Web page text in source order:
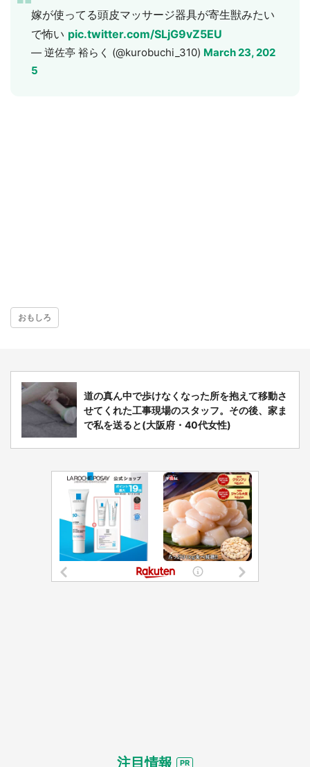
嫁が使ってる頭皮マッサージ器具が寄生獣みたい
で怖い pic.twitter.com/SLjG9vZ5EU
— 逆佐亭 裕らく (@kurobuchi_310) March 23, 202
5
おもしろ
道の真ん中で歩けなくなった所を抱えて移動さ
せてくれた工事現場のスタッフ。その後、家ま
で私を送ると(大阪府・40代女性)
注目情報